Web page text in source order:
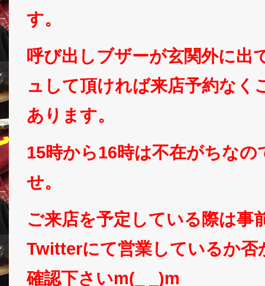
す。
呼び出しブザーが玄関外に出
ュして頂ければ来店予約なく
あります。
15時から16時は不在がちなの
せ。
ご来店を予定している際は事
Twitterにて営業しているか否
確認下さいm(_ _)m